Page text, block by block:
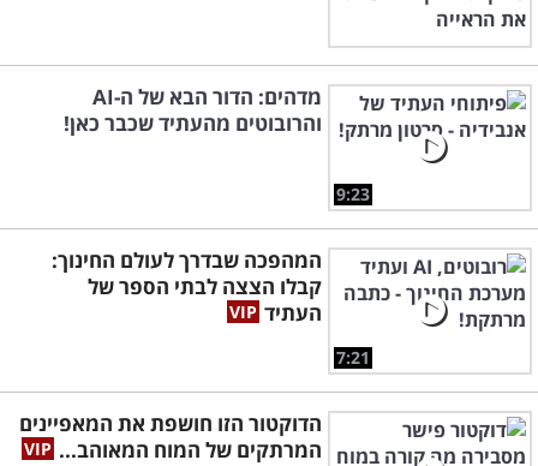
9:23
מדהים: הדור הבא של ה-AI
והרובוטים מהעתיד שכבר כאן!
7:21
המהפכה שבדרך לעולם החינוך:
קבלו הצצה לבתי הספר של
העתיד
הדוקטור הזו חושפת את המאפיינים
המרתקים של המוח המאוהב...